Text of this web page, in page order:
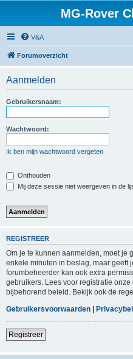
MG-Rover
V&A
Forumoverzicht
Aanmelden
Gebruikersnaam:
Wachtwoord:
Ik ben mijn wachtwoord vergeten
Onthouden
Mij deze sessie niet weergeven in de
REGISTREER
Om je te kunnen aanmelden, moet je
enkele minuten in beslag, maar geeft
forumbeheerder kan ook extra
gebruikers. Lees voor registratie
bijbehorend beleid. Bekijk ook de
Gebruikersvoorwaarden |
Registreer